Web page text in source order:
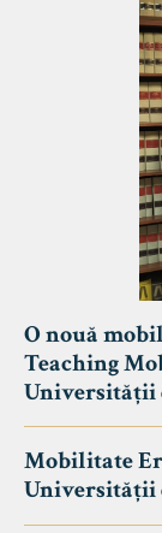
O nouă
Teaching
Universității
Mobilitate
Universității